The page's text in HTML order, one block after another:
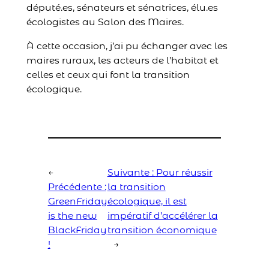
député.es, sénateurs et sénatrices, élu.es
écologistes au Salon des Maires.
À cette occasion, j’ai pu échanger avec les
maires ruraux, les acteurs de l’habitat et
celles et ceux qui font la transition
écologique.
←
Précédente :
GreenFriday
is the new
BlackFriday
!
Suivante : Pour réussir
la transition
écologique, il est
impératif d’accélérer la
transition économique
→